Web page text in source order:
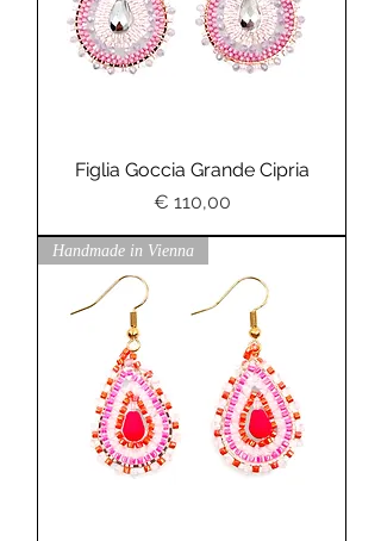
Figlia Goccia Grande Cipria
Preis
€ 110,00
Handmade in Vienna